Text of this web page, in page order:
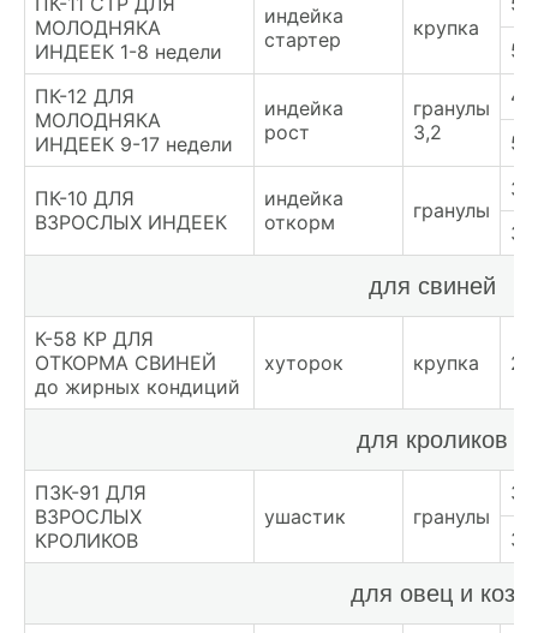
МОЛОДНЯКА
ИНДЕЕК 1-8 недели
индейка
стартер
крупка
ПК-12 ДЛЯ
МОЛОДНЯКА
ИНДЕЕК 9-17 недели
индейка
рост
гранулы
3,2
ПК-10 ДЛЯ
ВЗРОСЛЫХ ИНДЕЕК
индейка
откорм
гранулы
для свиней
К-58 КР ДЛЯ
ОТКОРМА СВИНЕЙ
до жирных кондиций
хуторок крупка
для кроликов
ПЗК-91 ДЛЯ
ВЗРОСЛЫХ
КРОЛИКОВ
ушастик гранулы
для овец и коз